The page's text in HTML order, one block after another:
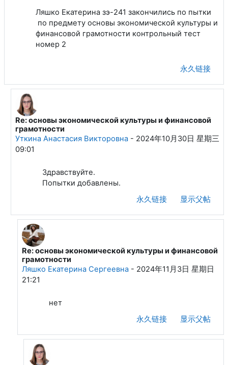
Ляшко Екатерина зэ-241 закончились по пытки
по предмету основы экономической культуры и
финансовой грамотности контрольный тест
номер 2
永久链接
回复Ляшко Екатерина Сергеевна
Re: основы экономической культуры и финансовой
грамотности
Уткина Анастасия Викторовна- 2024年10月30日 星期三
09:01
Здравствуйте.
Попытки добавлены.
永久链接
显示父帖
回复Уткина Анастасия Викторовна
Re: основы экономической культуры и финансовой
грамотности
Ляшко Екатерина Сергеевна- 2024年11月3日 星期日
21:21
нет
永久链接
显示父帖